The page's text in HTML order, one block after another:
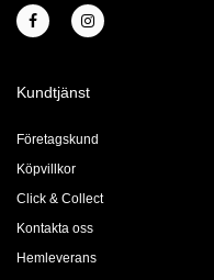
Kundtjänst
Företagskund
Köpvillkor
Click & Collect
Kontakta oss
Hemleverans